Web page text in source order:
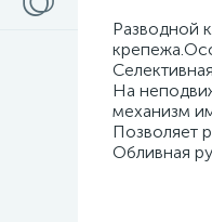
Разводной
На
механизм
Позволяет
Обливная